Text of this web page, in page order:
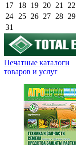
17
18 19 20 21 22
24
25 26 27 28 29
31
Печатные каталоги
товаров и услуг